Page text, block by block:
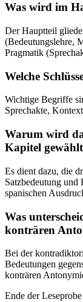
Was wird im
Der Hauptteil
(Bedeutungslehre,
Pragmatik
Welche
Wichtige Begriffe
Sprechakte,
Warum wird
Kapitel
Es dient dazu, die
Satzbedeutung
spanischen
Was
konträren
Bei der
Bedeutungen
konträren
Ende der